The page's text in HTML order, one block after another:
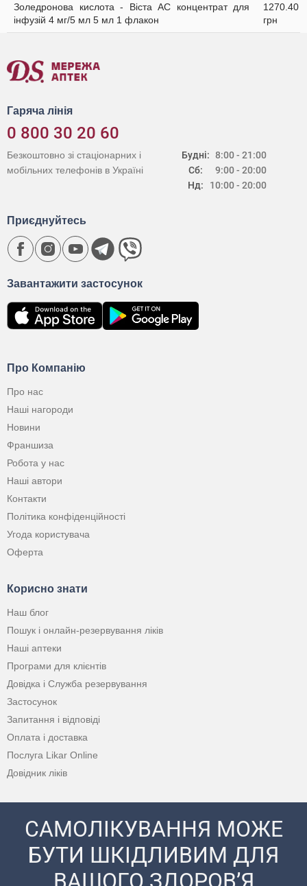
Золедронова кислота - Віста АС концентрат для
інфузій 4 мг/5 мл 5 мл 1 флакон
1270.40
грн
Гаряча лінія
0 800 30 20 60
Будні:
Сб:
Нд:
8:00 - 21:00
9:00 - 20:00
10:00 - 20:00
Безкоштовно зі стаціонарних і
мобільних телефонів в Україні
Про Компанію
Про нас
Наші нагороди
Новини
Франшиза
Робота у нас
Наші автори
Контакти
Політика конфіденційності
Угода користувача
Оферта
Корисно знати
Наш блог
Пошук і онлайн-резервування ліків
Наші аптеки
Програми для клієнтів
Довідка і Служба резервування
Застосунок
Запитання і відповіді
Оплата і доставка
Послуга Likar Online
Довідник ліків
Завантажити застосунок
Приєднуйтесь
САМОЛІКУВАННЯ МОЖЕ
БУТИ ШКІДЛИВИМ ДЛЯ